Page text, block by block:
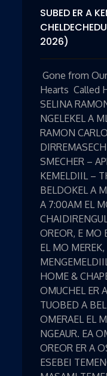
SUBED ER A
2026)
Gone from
Hearts Called
SELINA
NGELEKEL A
RAMON
SMECHER –
KEMELDIIL –
BELDOKEL A
A 7:00AM EL
OREOR, E MO
EL MO
HOME &
OMUCHEL ER
TUOBED A
OMERAEL EL
NGEAUR. EA
OREOR ER A
ESEBEI